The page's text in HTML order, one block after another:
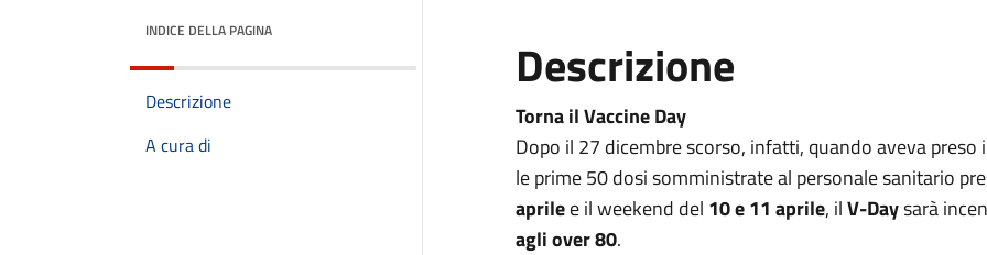
INDICE DELLA PAGINA
Descrizione
A cura di
Descrizione
Torna il Vaccine Day
Dopo il 27 dicembre scorso, infatti, quando aveva
le prime 50 dosi somministrate al personale sanitario
aprilee il weekend del 10 e 11 aprile, ilV-Daysarà
agli over 80.